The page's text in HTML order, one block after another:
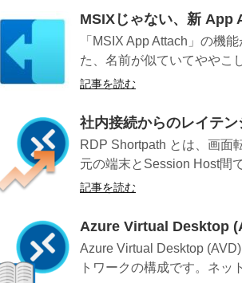
MSIXじゃない、新 App
「MSIX App Attach」の機
た、名前が似ていてややこ
記事を読む
社内接続からのレイテ
RDP Shortpath とは、画面
元の端末とSession Host間
記事を読む
Azure Virtual Desktop
Azure Virtual Desktop
トワークの構成です。ネッ